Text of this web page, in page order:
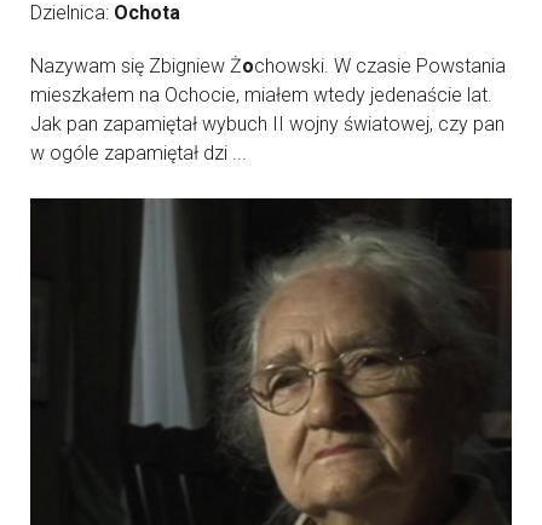
Dzielnica: Ochota
Nazywam się Zbigniew Żochowski. W czasie Powstania
mieszkałem na Ochocie, miałem wtedy jedenaście lat.
Jak pan zapamiętał wybuch II wojny światowej, czy pan
w ogóle zapamiętał dzi ...